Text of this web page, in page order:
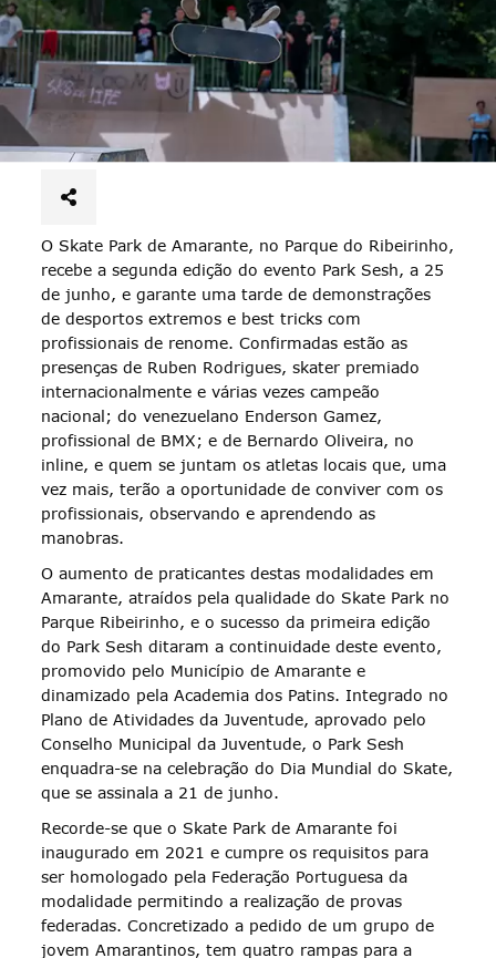
O Skate Park de Amarante, no Parque do Ribeirinho,
recebe a segunda edição do evento Park Sesh, a 25
de junho, e garante uma tarde de demonstrações
de desportos extremos e best tricks com
profissionais de renome. Confirmadas estão as
presenças de Ruben Rodrigues, skater premiado
internacionalmente e várias vezes campeão
nacional; do venezuelano Enderson Gamez,
profissional de BMX; e de Bernardo Oliveira, no
inline, e quem se juntam os atletas locais que, uma
vez mais, terão a oportunidade de conviver com os
profissionais, observando e aprendendo as
manobras.
O aumento de praticantes destas modalidades em
Amarante, atraídos pela qualidade do Skate Park no
Parque Ribeirinho, e o sucesso da primeira edição
do Park Sesh ditaram a continuidade deste evento,
promovido pelo Município de Amarante e
dinamizado pela Academia dos Patins. Integrado no
Plano de Atividades da Juventude, aprovado pelo
Conselho Municipal da Juventude, o Park Sesh
enquadra-se na celebração do Dia Mundial do Skate,
que se assinala a 21 de junho.
Recorde-se que o Skate Park de Amarante foi
inaugurado em 2021 e cumpre os requisitos para
ser homologado pela Federação Portuguesa da
modalidade permitindo a realização de provas
federadas. Concretizado a pedido de um grupo de
jovem Amarantinos, tem quatro rampas para a